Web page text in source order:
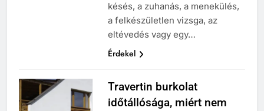
késés, a zuhanás, a menekülés,
a felkészületlen vizsga, az
eltévedés vagy egy…
Érdekel
Travertin burkolat
időtállósága, miért nem